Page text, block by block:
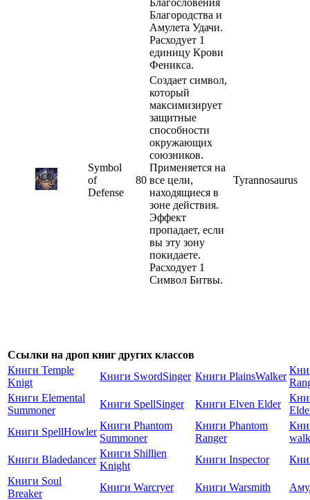
Благородства и
Амулета Удачи.
Расходует 1
единицу Крови
Феникса.
Symbol
of
Defense
80
Создает символ,
который
максимизирует
защитные
способности
окружающих
союзников.
Применяется на
все цели,
находящиеся в
зоне действия.
Эффект
пропадает, если
вы эту зону
покидаете.
Расходует 1
Символ Битвы.
Tyrannosaurus
Ссылки на дроп книг других классов
Книги Temple
Knigt
Книги SwordSinger Книги PlainsWalker
Книги Elemental
Summoner
Книги SpellSinger Книги Elven Elder
Книги SpellHowler
Книги Phantom
Summoner
Книги Phantom
Ranger
Книги Bladedancer
Книги Shillien
Knight
Книги Inspector
Книги Soul
Breaker
Книги Warcryer Книги Warsmith